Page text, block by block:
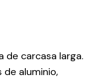
y equipos de
de carcasa larga.
aluminio,